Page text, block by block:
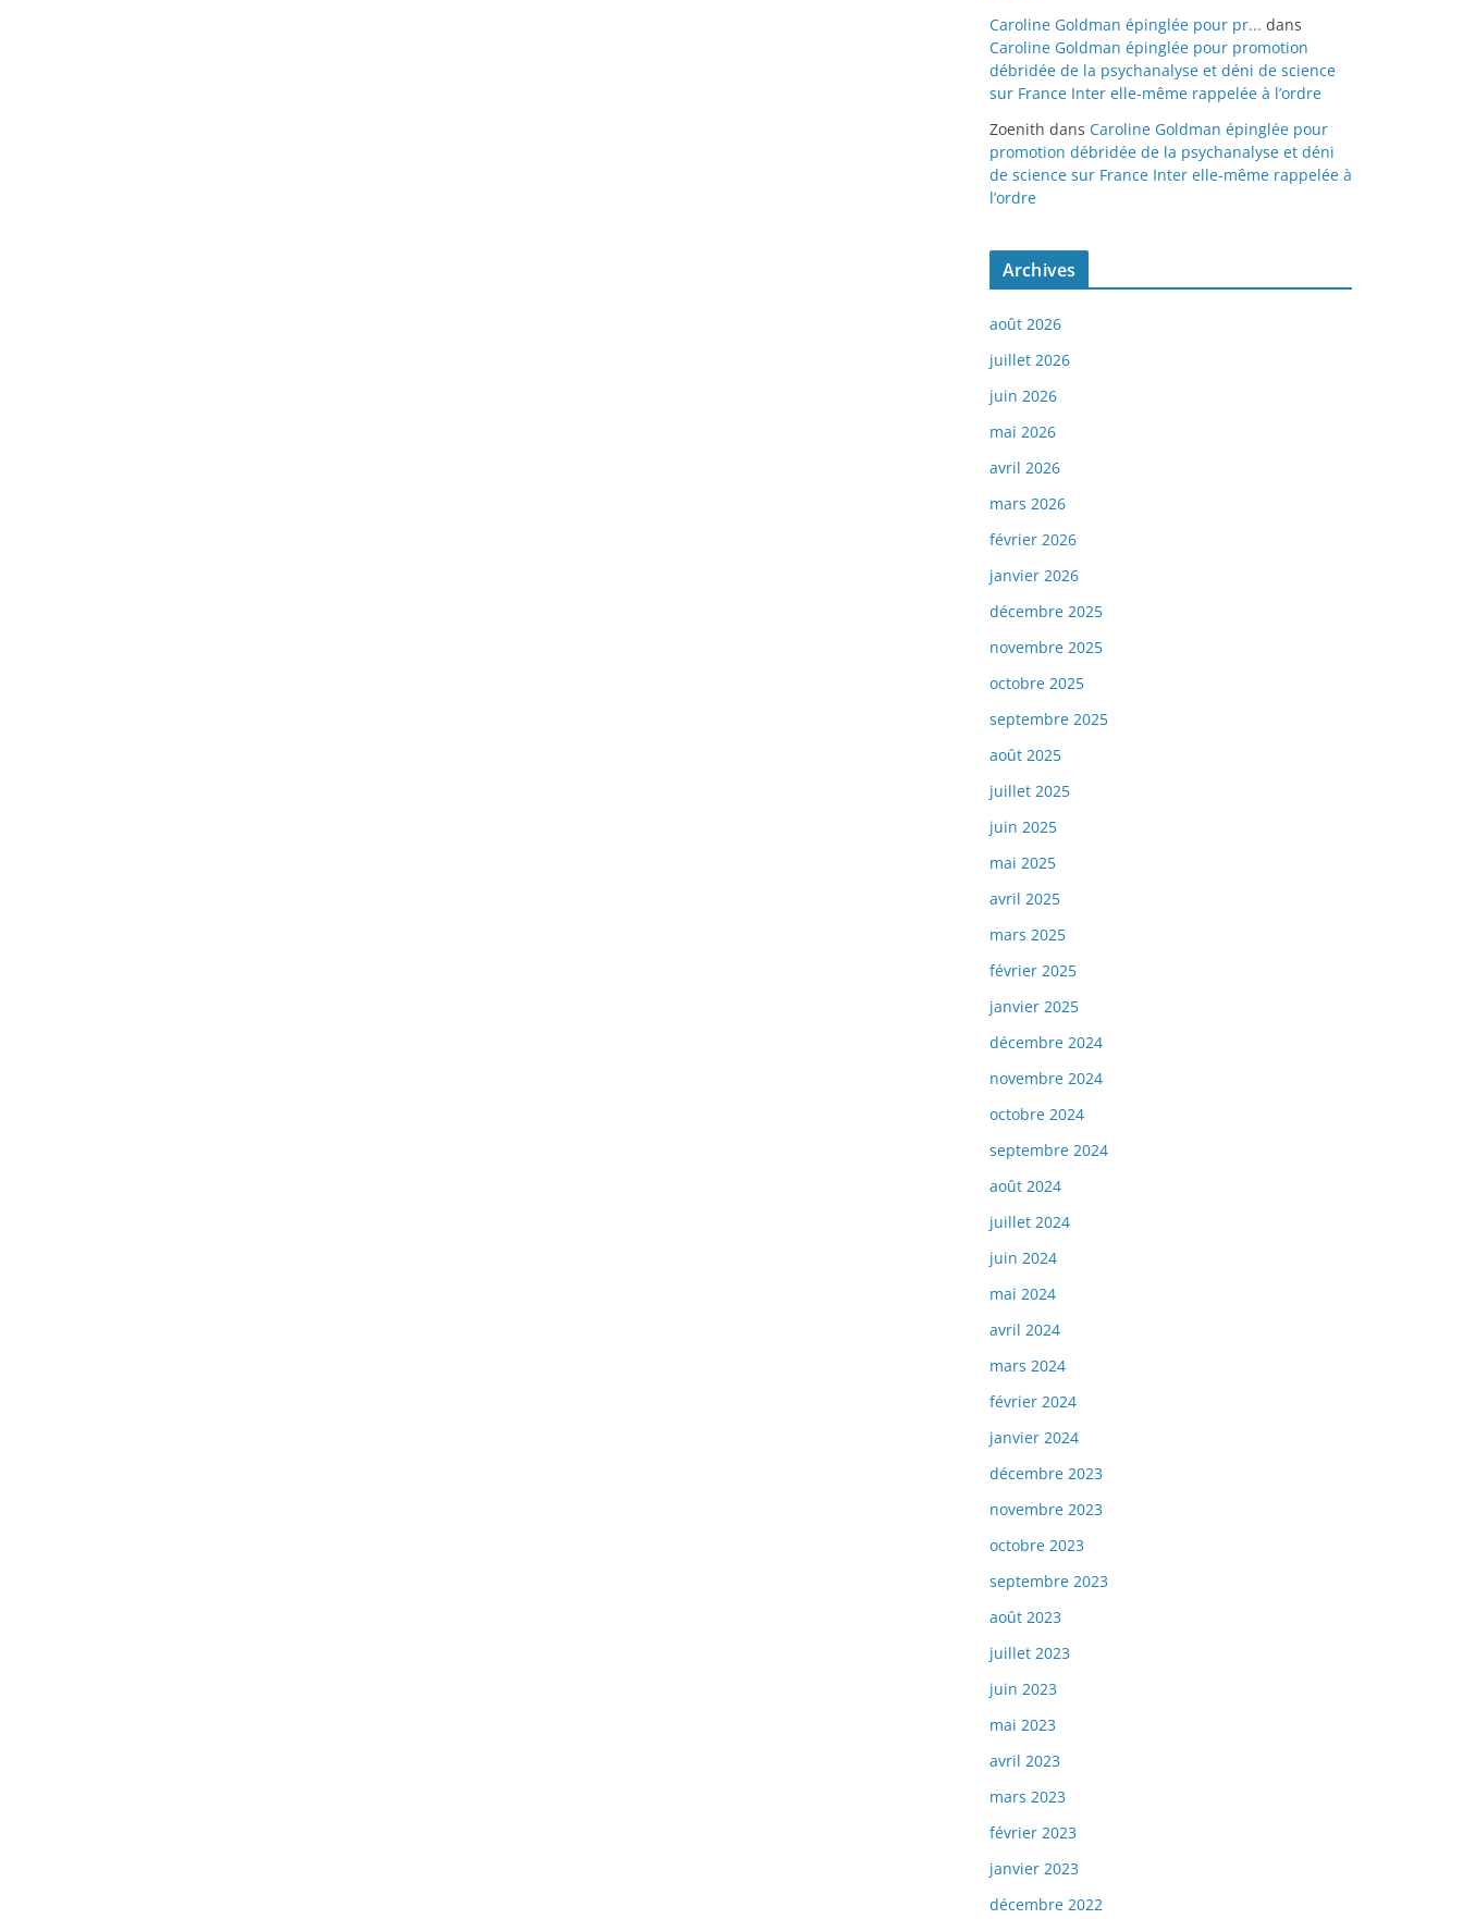
Caroline Goldman épinglée pour pr... dans
Caroline Goldman épinglée pour promotion
débridée de la psychanalyse et déni de science
sur France Inter elle-même rappelée à l’ordre
Zoenith dans Caroline Goldman épinglée pour
promotion débridée de la psychanalyse et déni
de science sur France Inter elle-même rappelée à
l’ordre
Archives
août 2026
juillet 2026
juin 2026
mai 2026
avril 2026
mars 2026
février 2026
janvier 2026
décembre 2025
novembre 2025
octobre 2025
septembre 2025
août 2025
juillet 2025
juin 2025
mai 2025
avril 2025
mars 2025
février 2025
janvier 2025
décembre 2024
novembre 2024
octobre 2024
septembre 2024
août 2024
juillet 2024
juin 2024
mai 2024
avril 2024
mars 2024
février 2024
janvier 2024
décembre 2023
novembre 2023
octobre 2023
septembre 2023
août 2023
juillet 2023
juin 2023
mai 2023
avril 2023
mars 2023
février 2023
janvier 2023
décembre 2022